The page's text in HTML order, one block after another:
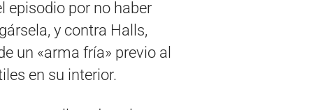
episodio por no haber
y contra Halls,
un «arma fría» previo al
en su interior.